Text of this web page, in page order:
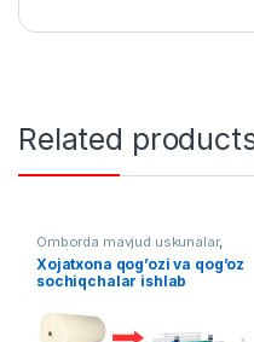
Related
Omborda mavjud uskunalar,
Qog`ozni qayta ishlash
Xojatxona qog’ozi va qog’oz
sochiqchalar ishlab